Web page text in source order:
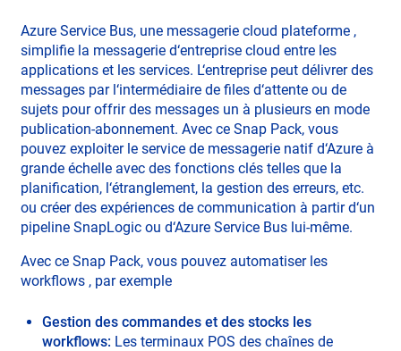
Azure Service Bus, une messagerie cloud plateforme ,
simplifie la messagerie d‘entreprise cloud entre les
applications et les services. L‘entreprise peut délivrer des
messages par l‘intermédiaire de files d‘attente ou de
sujets pour offrir des messages un à plusieurs en mode
publication-abonnement. Avec ce Snap Pack, vous
pouvez exploiter le service de messagerie natif d‘Azure à
grande échelle avec des fonctions clés telles que la
planification, l‘étranglement, la gestion des erreurs, etc.
ou créer des expériences de communication à partir d‘un
pipeline SnapLogic ou d‘Azure Service Bus lui-même.
Avec ce Snap Pack, vous pouvez automatiser les
workflows , par exemple
Gestion des commandes et des stocks les
workflows: Les terminaux POS des chaînes de